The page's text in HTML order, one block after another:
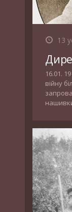
13
16.01.
війну